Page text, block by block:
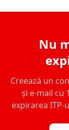
Nu
Creează un
și e-mail cu
expirarea ITP-